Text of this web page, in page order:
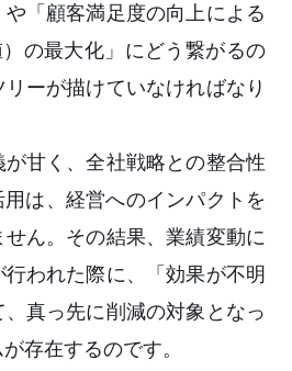
「顧客満足度の向上による
の最大化」にどう繋がるの
ーが描けていなければなり
甘く、全社戦略との整合性
は、経営へのインパクトを
ん。その結果、業績変動に
われた際に、「効果が不明
真っ先に削減の対象となっ
存在するのです。